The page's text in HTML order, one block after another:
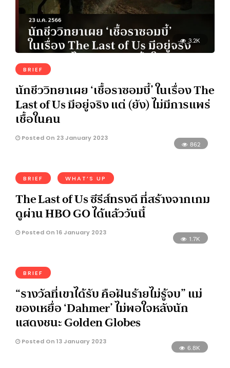
3.2K
BRIEF
นักชีววิทยาเผย ‘เชื้อราซอมบี้’ ในเรื่อง The
Last of Us มีอยู่จริง แต่ (ยัง) ไม่มีการแพร่
เชื้อในคน
Posted On 23 January 2023
862
BRIEF WHAT’S UP
The Last of Us ซีรีส์ทรงดี ที่สร้างจากเกม
ดูผ่าน HBO GO ได้แล้ววันนี้
Posted On 16 January 2023
1.7K
BRIEF
“รางวัลที่เขาได้รับ คือฝันร้ายไม่รู้จบ” แม่
ของเหยื่อ ‘Dahmer’ ไม่พอใจหลังนัก
แสดงชนะ Golden Globes
Posted On 13 January 2023
6.8K